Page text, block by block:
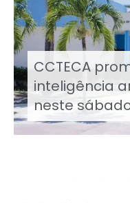
CCTECA
inteligência
neste